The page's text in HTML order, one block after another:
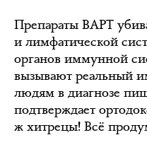
Препараты ВАРТ
и лимфатической
органов иммунной
вызывают реальный
людям в диагнозе
подтверждает
ж хитрецы! Всё